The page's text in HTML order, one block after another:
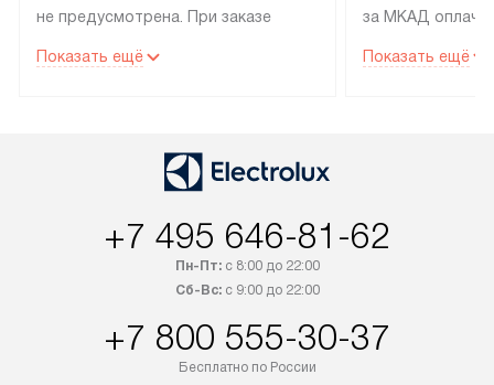
не предусмотрена. При заказе
рекомендуем обсудить
со статусом «В наличии» могут
быть отправлены покупателю
интересен товар «Под заказ»,
обсудите возможность его
приобретения с менеджером сайта.
доставляются бесплатно
по Москве в пределах МКАД,
Показать ещё
за МКАД
партнера
по монтажу
прайсу. Сервис
материалы.
Показать ещё
+7 495 646-81-62
Пн-Пт:с 8:00 до 22:00
Сб-Вс:с 9:00 до 22:00
+7 800 555-30-37
Бесплатно по России